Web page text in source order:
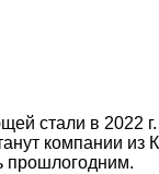
стали в 2022
компании
прошлогодним.